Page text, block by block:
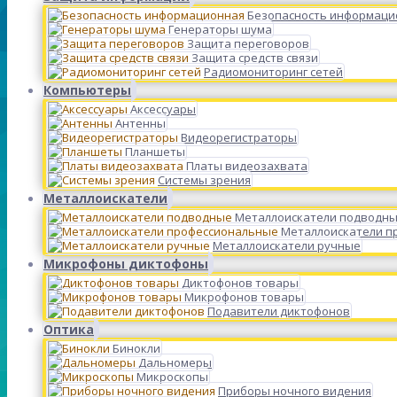
Безопасность
Генераторы шума
Защита переговоров
Защита средств связи
Радиомониторинг сетей
Компьютеры
Аксессуары
Антенны
Видеорегистраторы
Планшеты
Платы видеозахвата
Системы зрения
Металлоискатели
Металлоискатели
Металлоискатели
Металлоискатели ручные
Микрофоны диктофоны
Диктофонов товары
Микрофонов товары
Подавители диктофонов
Оптика
Бинокли
Дальномеры
Микроскопы
Приборы ночного видения